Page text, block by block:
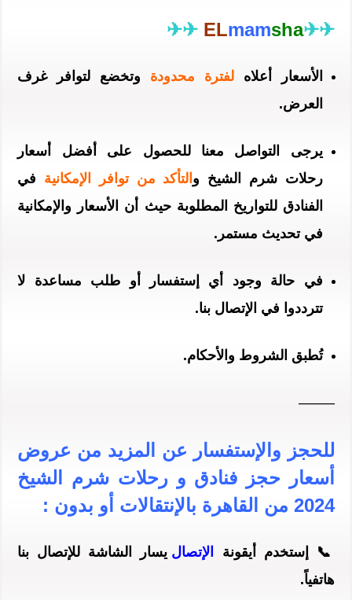
✈✈
ELmamsha
✈✈
الأسعار أعلاهلفترة محدودة وتخضع لتوافر غرف
العرض.
يرجى التواصل معنا للحصول على أفضل أسعار
رحلات شرم الشيخ و التأكد من توافر الإمكانية في
الفنادق للتواريخ المطلوبة حيث أن الأسعار والإمكانية
في تحديث مستمر.
في حالة وجود أي إستفسار أو طلب مساعدة لا
تترددوا في الإتصال بنا.
تُطبق الشروط والأحكام.
——–
للحجز والإستفسار عن المزيد من عروض
أسعار
حجز فنادق و رحلات شرم الشيخ
2024 من القاهرة بالإنتقالات أو بدون
:
📞 إستخدم أيقونة الإتصال يسار الشاشة للإتصال بنا
هاتفياً.